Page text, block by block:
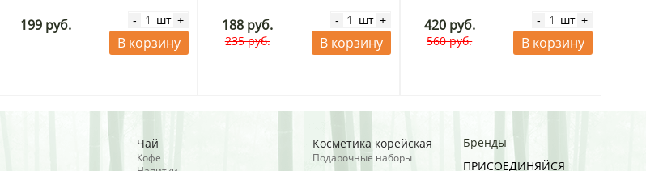
199 руб. - шт +
В корзину
188 руб.
235 руб.
- шт +
В корзину
420 руб.
560 руб.
- шт +
В корзину
Чай
Кофе
Косметика корейская
Подарочные наборы
Бренды
ПРИСОЕДИНЯЙСЯ